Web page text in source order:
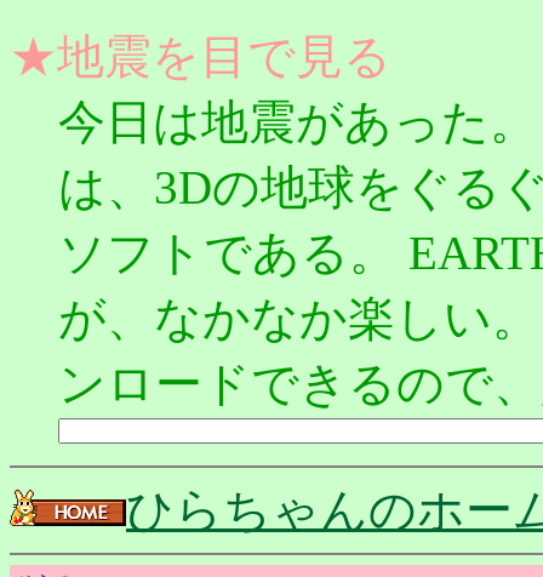
★地震を目で見る
今日は地震があった
は、3Dの地球をぐる
ソフトである。
が、なかなか楽しい
ンロードできるので
ひらちゃんのホー